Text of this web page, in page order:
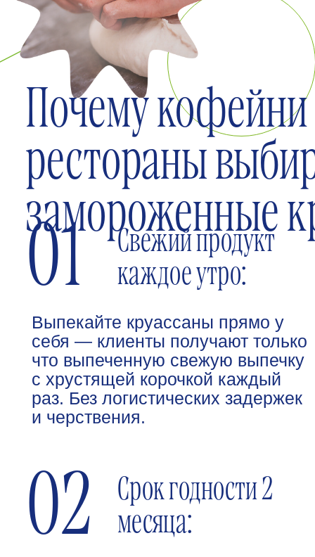
02 Срок годности 2
месяца:
Шоковая заморозка при -18°C
сохраняет качество и текстуру
теста до 60 дней. Закупаете
партию раз в месяц,
размораживаете и печёте по
мере необходимости — без
потерь.
03 Технология 27
слоёв:
100% сливочное масло
82,5%, классическая
ламинирования. После
выпекания — золотистая
хрустящая корочка снаружи,
воздушный мякиш внутри.
Без маргарина и пальмового
масла.
04
Выпекание за 18
минут:
при комнатной температуре,
выпекание 18 минут при
180°C. Технологическая
карта в комплекте.
Сотрудник без опыта
справится после короткого
ресторанами и сетями
магазинов по всей Москве